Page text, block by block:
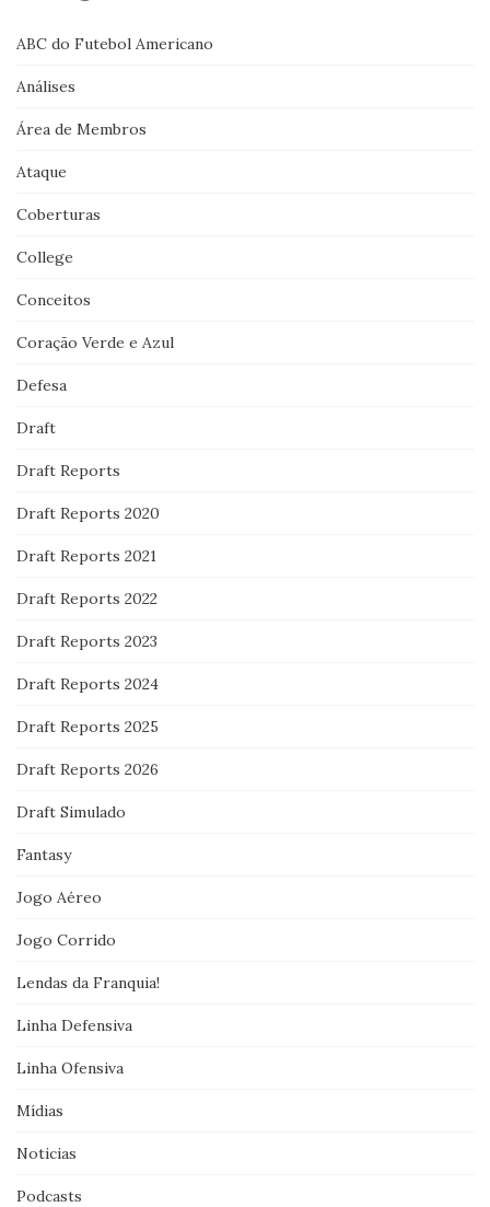
ABC do Futebol Americano
Análises
Área de Membros
Ataque
Coberturas
College
Conceitos
Coração Verde e Azul
Defesa
Draft
Draft Reports
Draft Reports 2020
Draft Reports 2021
Draft Reports 2022
Draft Reports 2023
Draft Reports 2024
Draft Reports 2025
Draft Reports 2026
Draft Simulado
Fantasy
Jogo Aéreo
Jogo Corrido
Lendas da Franquia!
Linha Defensiva
Linha Ofensiva
Mídias
Noticias
Podcasts